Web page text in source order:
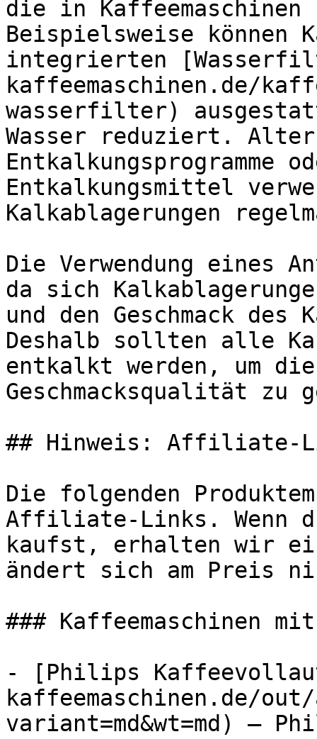
die in Kaffeemaschinen
Beispielsweise können
integrierten
kaffeemaschinen.de/
wasserfilter)
Wasser reduziert.
Entkalkungsprogramme
Entkalkungsmittel
Kalkablagerungen
Die Verwendung eines
da sich
und den Geschmack
Deshalb sollten alle
entkalkt werden, um
Geschmacksqualität zu
## Hinweis: Affiliate-
Die folgenden
Affiliate-Links. Wenn
kaufst, erhalten wir
ändert sich am Preis
### Kaffeemaschinen
- [Philips
kaffeemaschinen.de/out/
variant=md&wt=md) —